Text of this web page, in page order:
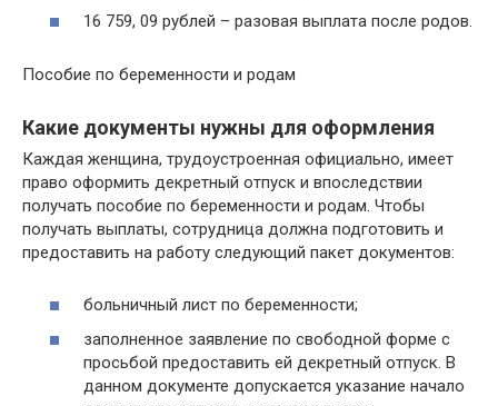
16 759, 09 рублей – разовая выплата после родов.
Пособие по беременности и родам
Какие документы нужны для оформления
Каждая женщина, трудоустроенная официально, имеет
право оформить декретный отпуск и впоследствии
получать пособие по беременности и родам. Чтобы
получать выплаты, сотрудница должна подготовить и
предоставить на работу следующий пакет документов:
больничный лист по беременности;
заполненное заявление по свободной форме с
просьбой предоставить ей декретный отпуск. В
данном документе допускается указание начало